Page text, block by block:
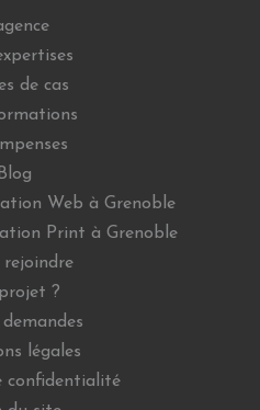
de cas
Blog
Web à Grenoble
Print à Grenoble
rejoindre
?
légales
confidentialité